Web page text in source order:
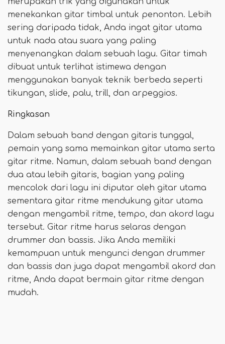
menekankan gitar timbal untuk penonton. Lebih
sering daripada tidak, Anda ingat gitar utama
untuk nada atau suara yang paling
menyenangkan dalam sebuah lagu. Gitar timah
dibuat untuk terlihat istimewa dengan
menggunakan banyak teknik berbeda seperti
tikungan, slide, palu, trill, dan arpeggios.
Ringkasan
Dalam sebuah band dengan gitaris tunggal,
pemain yang sama memainkan gitar utama serta
gitar ritme. Namun, dalam sebuah band dengan
dua atau lebih gitaris, bagian yang paling
mencolok dari lagu ini diputar oleh gitar utama
sementara gitar ritme mendukung gitar utama
dengan mengambil ritme, tempo, dan akord lagu
tersebut. Gitar ritme harus selaras dengan
drummer dan bassis. Jika Anda memiliki
kemampuan untuk mengunci dengan drummer
dan bassis dan juga dapat mengambil akord dan
ritme, Anda dapat bermain gitar ritme dengan
mudah.